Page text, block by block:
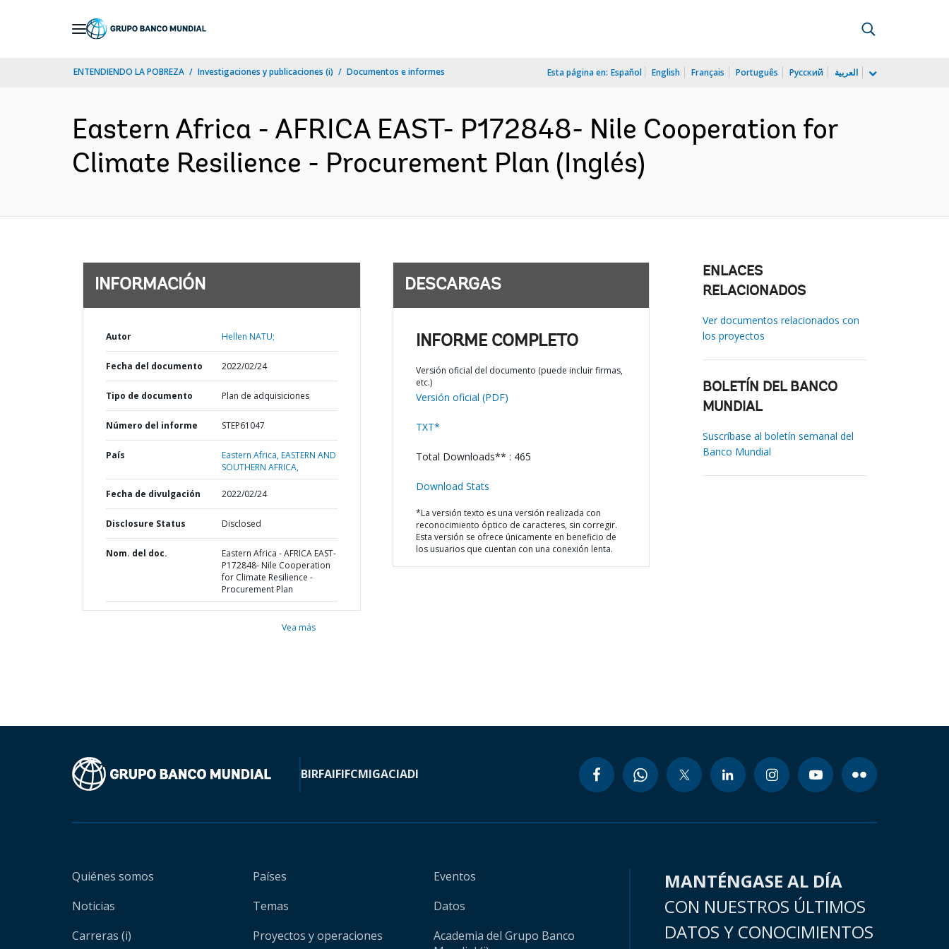
ENTENDIENDO LA POBREZA Investigaciones y publicaciones (i) Documentos e informes Esta página en: Español English Français Português Русский العربية
Eastern Africa - AFRICA EAST- P172848- Nile Cooperation for
Climate Resilience - Procurement Plan (Inglés)
INFORMACIÓN
Autor Hellen NATU;
Fecha del documento 2022/02/24
Tipo de documento Plan de adquisiciones
Número del informe STEP61047
País Eastern Africa,EASTERN AND
SOUTHERN AFRICA,
Fecha de divulgación 2022/02/24
Disclosure Status Disclosed
Nom. del doc.
Eastern Africa - AFRICA EAST-
P172848- Nile Cooperation
for Climate Resilience -
Procurement Plan
Vea más
DESCARGAS
INFORME COMPLETO
Versión oficial del documento (puede incluir firmas,
etc.)
Versión oficial (PDF)
TXT*
Total Downloads** : 465
Download Stats
*La versión texto es una versión realizada con
reconocimiento óptico de caracteres, sin corregir.
Esta versión se ofrece únicamente en beneficio de
los usuarios que cuentan con una conexión lenta.
ENLACES
RELACIONADOS
Ver documentos relacionados con
los proyectos
BOLETÍN DEL BANCO
MUNDIAL
Suscríbase al boletín semanal del
Banco Mundial
BIRFAIFIFCMIGACIADI
Quiénes somos
Noticias
Carreras (i)
Países
Temas
Proyectos y operaciones
Eventos
Datos
Academia del Grupo Banco
MANTÉNGASE AL DÍA
CON NUESTROS ÚLTIMOS
DATOS Y CONOCIMIENTOS